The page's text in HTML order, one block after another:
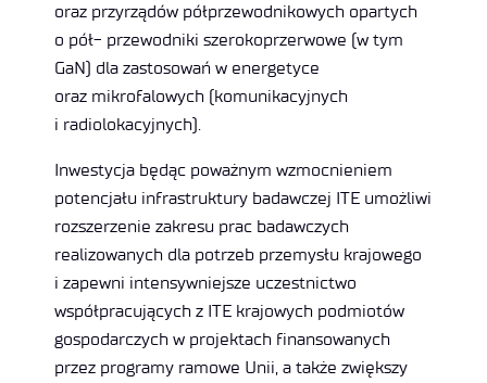
oraz przyrządów półprzewodnikowych opartych
o pół- przewodniki szerokoprzerwowe (w tym
GaN) dla zastosowań w energetyce
oraz mikrofalowych (komunikacyjnych
i radiolokacyjnych).
Inwestycja będąc poważnym wzmocnieniem
potencjału infrastruktury badawczej ITE umożliwi
rozszerzenie zakresu prac badawczych
realizowanych dla potrzeb przemysłu krajowego
i zapewni intensywniejsze uczestnictwo
współpracujących z ITE krajowych podmiotów
gospodarczych w projektach finansowanych
przez programy ramowe Unii, a także zwiększy